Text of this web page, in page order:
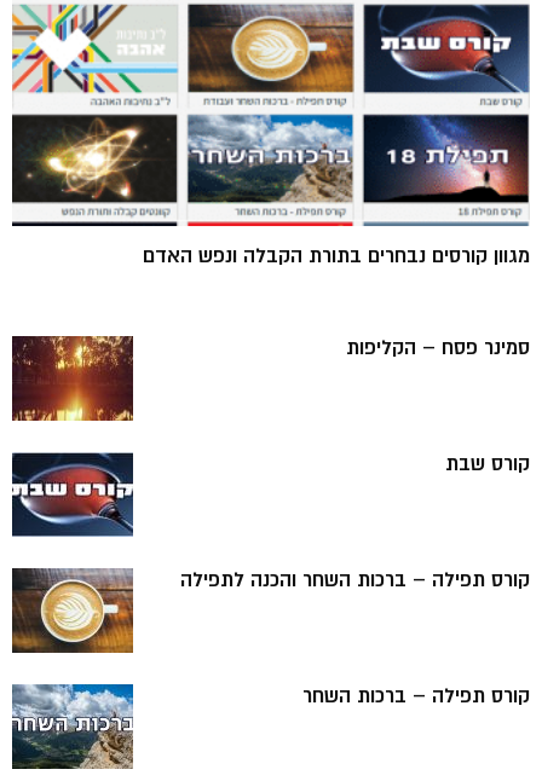
מגוון קורסים נבחרים בתורת הקבלה ונפש האדם
סמינר פסח – הקליפות
קורס שבת
קורס תפילה – ברכות השחר והכנה לתפילה
קורס תפילה – ברכות השחר